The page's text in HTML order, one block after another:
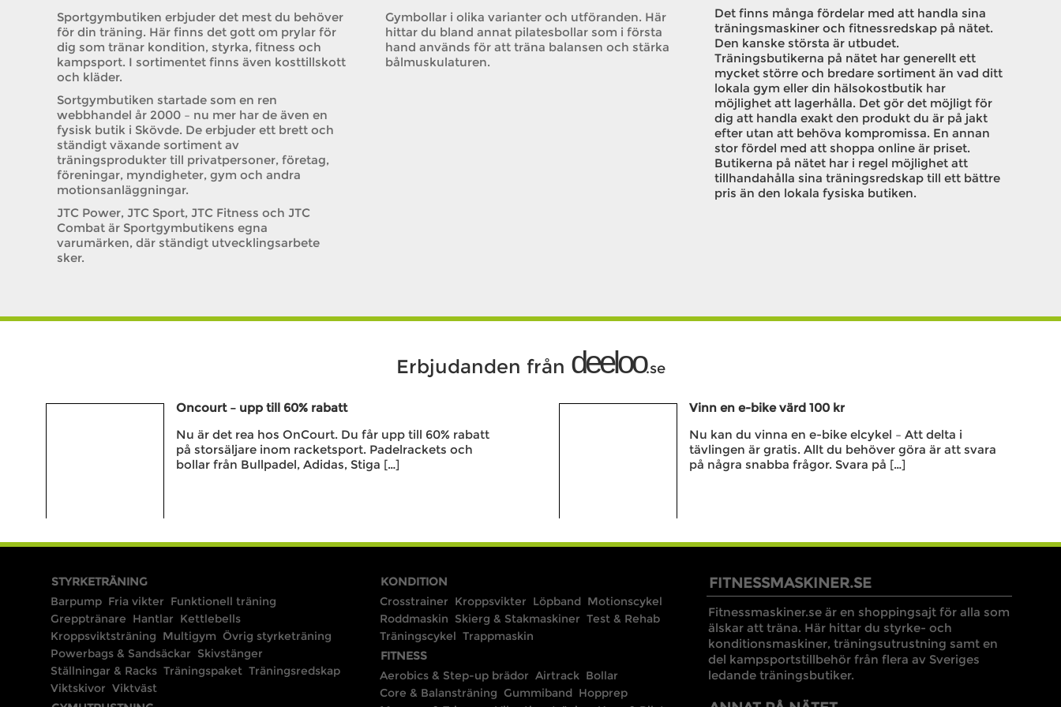
Sportgymbutiken erbjuder det mest du behöver
för din träning. Här finns det gott om prylar för
dig som tränar kondition, styrka, fitness och
kampsport. I sortimentet finns även kosttillskott
och kläder.
Sortgymbutiken startade som en ren
webbhandel år 2000 – nu mer har de även en
fysisk butik i Skövde. De erbjuder ett brett och
ständigt växande sortiment av
träningsprodukter till privatpersoner, företag,
föreningar, myndigheter, gym och andra
motionsanläggningar.
JTC Power, JTC Sport, JTC Fitness och JTC
Combat är Sportgymbutikens egna
varumärken, där ständigt utvecklingsarbete
sker.
Gymbollar i olika varianter och utföranden. Här
hittar du bland annat pilatesbollar som i första
hand används för att träna balansen och stärka
bålmuskulaturen.
Det finns många fördelar med att handla sina
träningsmaskiner och fitnessredskap på nätet.
Den kanske största är utbudet.
Träningsbutikerna på nätet har generellt ett
mycket större och bredare sortiment än vad ditt
lokala gym eller din hälsokostbutik har
möjlighet att lagerhålla. Det gör det möjligt för
dig att handla exakt den produkt du är på jakt
efter utan att behöva kompromissa. En annan
stor fördel med att shoppa online är priset.
Butikerna på nätet har i regel möjlighet att
tillhandahålla sina träningsredskap till ett bättre
pris än den lokala fysiska butiken.
Erbjudanden från deeloo.se
Oncourt – upp till 60% rabatt
Nu är det rea hos OnCourt. Du får upp till 60% rabatt
på storsäljare inom racketsport. Padelrackets och
bollar från Bullpadel, Adidas, Stiga […]
Vinn en e-bike värd 100 kr
Nu kan du vinna en e-bike elcykel – Att delta i
tävlingen är gratis. Allt du behöver göra är att svara
på några snabba frågor. Svara på […]
STYRKETRÄNING
Barpump Fria vikter Funktionell träning
Grepptränare Hantlar Kettlebells
Kroppsviktsträning Multigym Övrig styrketräning
Powerbags & Sandsäckar Skivstänger
Ställningar & Racks Träningspaket Träningsredskap
Viktskivor Viktväst
KONDITION
Crosstrainer Kroppsvikter Löpband Motionscykel
Roddmaskin Skierg & Stakmaskiner Test & Rehab
Träningscykel Trappmaskin
FITNESS
Aerobics & Step-up brädor Airtrack Bollar
Core & Balansträning Gummiband Hopprep
FITNESSMASKINER.SE
Fitnessmaskiner.se är en shoppingsajt för alla som
älskar att träna. Här hittar du styrke- och
konditionsmaskiner, träningsutrustning samt en
del kampsportstillbehör från flera av Sveriges
ledande träningsbutiker.